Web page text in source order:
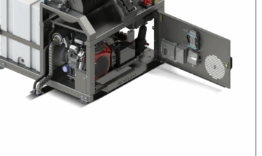
DÉTAILS